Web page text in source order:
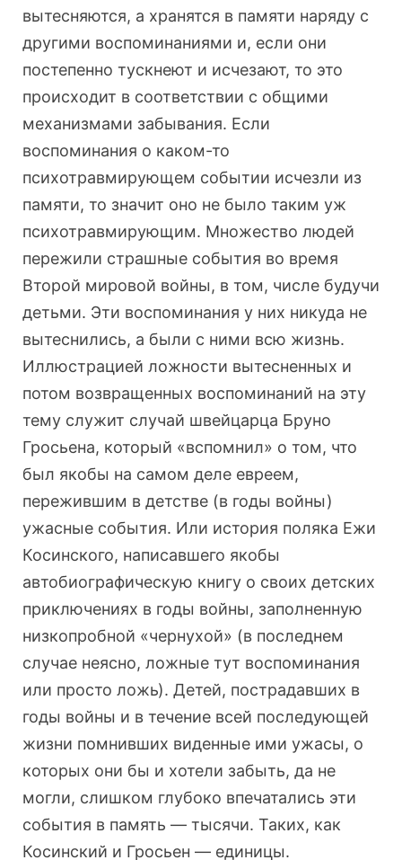
вытесняются, а хранятся в памяти наряду с
другими воспоминаниями и, если они
постепенно тускнеют и исчезают, то это
происходит в соответствии с общими
механизмами забывания. Если
воспоминания о каком-то
психотравмирующем событии исчезли из
памяти, то значит оно не было таким уж
психотравмирующим. Множество людей
пережили страшные события во время
Второй мировой войны, в том, числе будучи
детьми. Эти воспоминания у них никуда не
вытеснились, а были с ними всю жизнь.
Иллюстрацией ложности вытесненных и
потом возвращенных воспоминаний на эту
тему служит случай швейцарца Бруно
Гросьена, который «вспомнил» о том, что
был якобы на самом деле евреем,
пережившим в детстве (в годы войны)
ужасные события. Или история поляка Ежи
Косинского, написавшего якобы
автобиографическую книгу о своих детских
приключениях в годы войны, заполненную
низкопробной «чернухой» (в последнем
случае неясно, ложные тут воспоминания
или просто ложь). Детей, пострадавших в
годы войны и в течение всей последующей
жизни помнивших виденные ими ужасы, о
которых они бы и хотели забыть, да не
могли, слишком глубоко впечатались эти
события в память — тысячи. Таких, как
Косинский и Гросьен — единицы.